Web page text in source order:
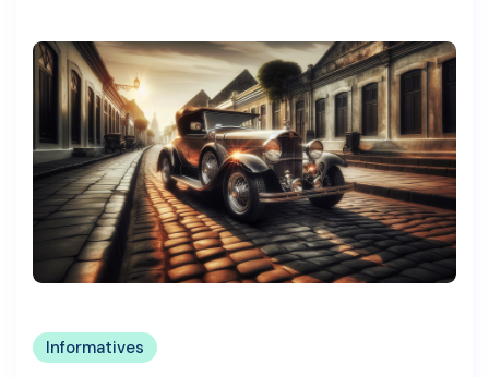
Informatives